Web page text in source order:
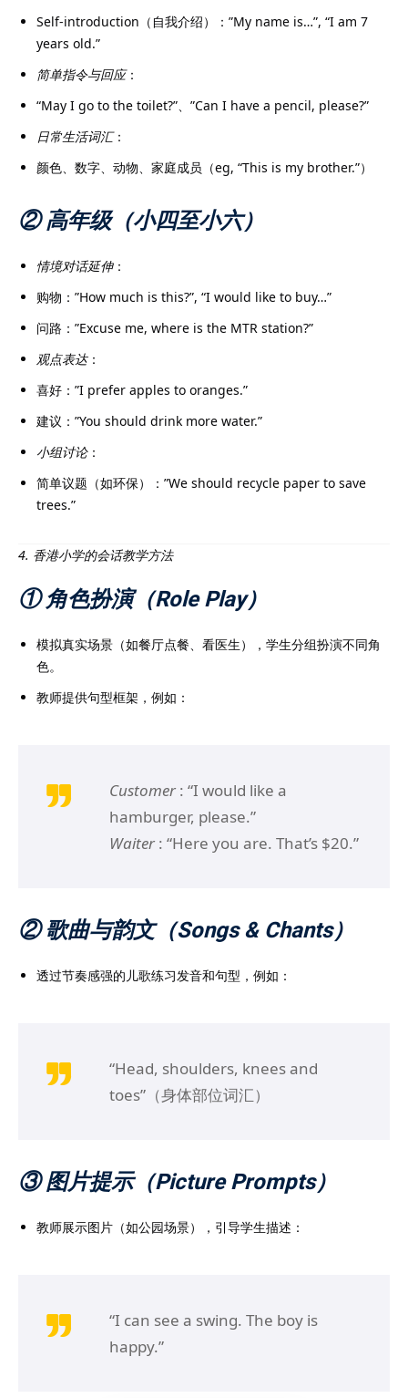
Self-introduction（自我介绍）：”My name is…”, “I am 7
years old.”
简单指令与回应：
“May I go to the toilet?”、”Can I have a pencil, please?”
日常生活词汇：
颜色、数字、动物、家庭成员（eg, “This is my brother.”）
② 高年级（小四至小六）
情境对话延伸：
购物：”How much is this?”, “I would like to buy…”
问路：”Excuse me, where is the MTR station?”
观点表达：
喜好：”I prefer apples to oranges.”
建议：”You should drink more water.”
小组讨论：
简单议题（如环保）：”We should recycle paper to save
trees.”
4. 香港小学的会话教学方法
① 角色扮演（Role Play）
模拟真实场景（如餐厅点餐、看医生），学生分组扮演不同角
色。
教师提供句型框架，例如：
Customer: “I would like a
hamburger, please.”
Waiter: “Here you are. That’s $20.”
② 歌曲与韵文（Songs & Chants）
透过节奏感强的儿歌练习发音和句型，例如：
“Head, shoulders, knees and
toes”（身体部位词汇）
③ 图片提示（Picture Prompts）
教师展示图片（如公园场景），引导学生描述：
“I can see a swing. The boy is
happy.”